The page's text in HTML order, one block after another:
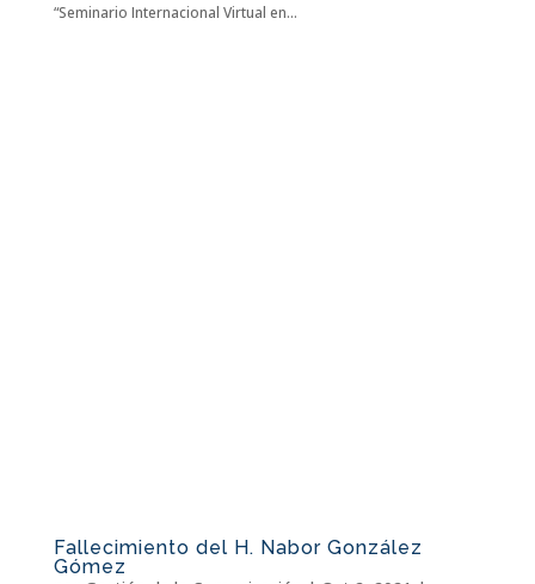
“Seminario Internacional Virtual en...
Fallecimiento del H. Nabor González
Gómez